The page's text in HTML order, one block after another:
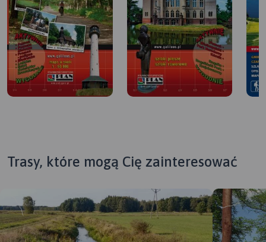
Trasy, które mogą Cię zainteresować